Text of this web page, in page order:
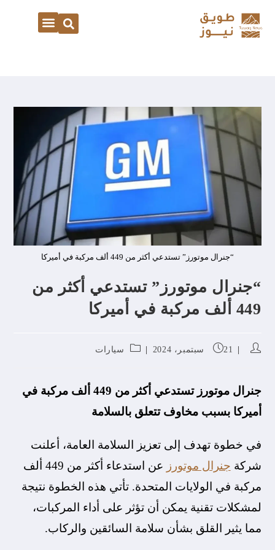
“جنرال موتورز” تستدعي أكثر من 449 ألف مركبة في أميركا
“جنرال موتورز” تستدعي أكثر من
449 ألف مركبة في أميركا
21 سبتمبر، 2024 سيارات
جنرال موتورز تستدعي أكثر من 449 ألف مركبة في
أميركا بسبب مخاوف تتعلق بالسلامة
في خطوة تهدف إلى تعزيز السلامة العامة، أعلنت
شركة جنرال موتورز
عن استدعاء أكثر من 449 ألف
مركبة في الولايات المتحدة. تأتي هذه الخطوة نتيجة
لمشكلات تقنية يمكن أن تؤثر على أداء المركبات،
مما يثير القلق بشأن سلامة السائقين والركاب.